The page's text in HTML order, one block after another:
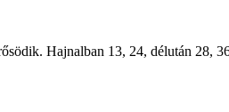
Hajnalban 13, 24, délután 28,